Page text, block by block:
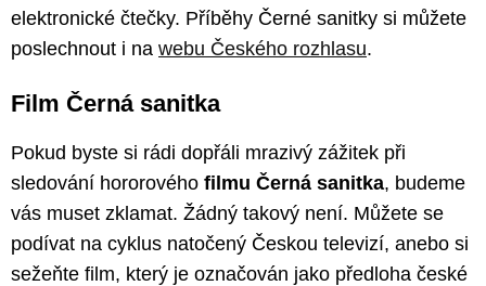
elektronické čtečky. Příběhy Černé sanitky si můžete
poslechnout i na webu Českého rozhlasu.
Film Černá sanitka
Pokud byste si rádi dopřáli mrazivý zážitek při
sledování hororového filmu Černá sanitka, budeme
vás muset zklamat. Žádný takový není. Můžete se
podívat na cyklus natočený Českou televizí, anebo si
sežeňte film, který je označován jako předloha české